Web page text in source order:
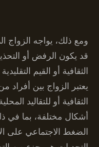
ومع ذلك، يواجه الزواج
قد يكون الرفض أو
الثقافية أو القيم
يعتبر الزواج بين أفراد
الثقافية أو للتقاليد
أشكال مختلفة، بما في
الضغط الاجتماعي على